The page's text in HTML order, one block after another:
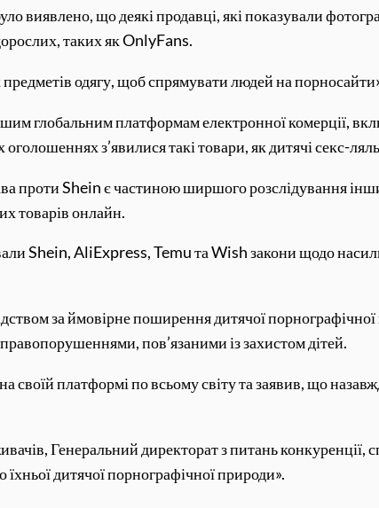
виявлено, що деякі продавці, які показували
таких як OnlyFans.
одягу, щоб спрямувати людей на
глобальним платформам електронної комерції,
оголошеннях з’явилися такі товари, як дитячі секс-
проти Shein є частиною ширшого розслідування
товарів онлайн.
Shein, AliExpress, Temu та Wish закони щодо
за ймовірне поширення дитячої
пов’язаними із захистом дітей.
платформі по всьому світу та заявив, що
Генеральний директорат з питань
дитячої порнографічної природи».